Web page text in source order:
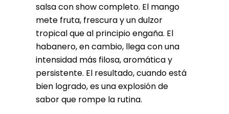
salsa con show completo. El mango
mete fruta, frescura y un dulzor
tropical que al principio engaña. El
habanero, en cambio, llega con una
intensidad más filosa, aromática y
persistente. El resultado, cuando está
bien logrado, es una explosión de
sabor que rompe la rutina.